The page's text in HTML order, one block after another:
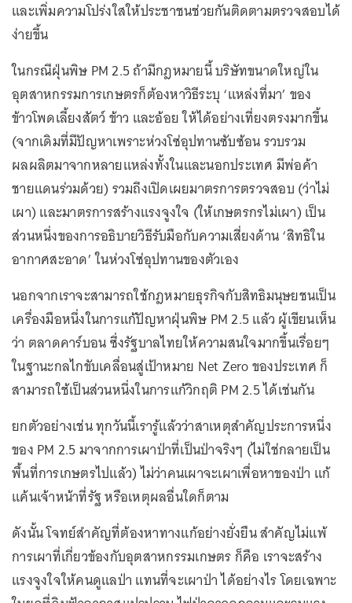
และเพิ่มความโปร่งใสให้ประชาชนช่วยกันติดตามตรวจสอบได้
ง่ายขึ้น
ในกรณีฝุ่นพิษ PM 2.5 ถ้ามีกฎหมายนี้ บริษัทขนาดใหญ่ใน
อุตสาหกรรมการเกษตรก็ต้องหาวิธีระบุ ‘แหล่งที่มา’ ของ
ข้าวโพดเลี้ยงสัตว์ ข้าว และอ้อย ให้ได้อย่างเที่ยงตรงมากขึ้น
(จากเดิมที่มีปัญหาเพราะห่วงโซ่อุปทานซับซ้อน รวบรวม
ผลผลิตมาจากหลายแหล่งทั้งในและนอกประเทศ มีพ่อค้า
ชายแดนร่วมด้วย) รวมถึงเปิดเผยมาตรการตรวจสอบ (ว่าไม่
เผา) และมาตรการสร้างแรงจูงใจ (ให้เกษตรกรไม่เผา) เป็น
ส่วนหนึ่งของการอธิบายวิธีรับมือกับความเสี่ยงด้าน ‘สิทธิใน
อากาศสะอาด’ ในห่วงโซ่อุปทานของตัวเอง
นอกจากเราจะสามารถใช้กฎหมายธุรกิจกับสิทธิมนุษยชนเป็น
เครื่องมือหนึ่งในการแก้ปัญหาฝุ่นพิษ PM 2.5 แล้ว ผู้เขียนเห็น
ว่า ตลาดคาร์บอน ซึ่งรัฐบาลไทยให้ความสนใจมากขึ้นเรื่อยๆ
ในฐานะกลไกขับเคลื่อนสู่เป้าหมาย Net Zero ของประเทศ ก็
สามารถใช้เป็นส่วนหนึ่งในการแก้วิกฤติ PM 2.5 ได้เช่นกัน
ยกตัวอย่างเช่น ทุกวันนี้เรารู้แล้วว่าสาเหตุสำคัญประการหนึ่ง
ของ PM 2.5 มาจากการเผาป่าที่เป็นป่าจริงๆ (ไม่ใช่กลายเป็น
พื้นที่การเกษตรไปแล้ว) ไม่ว่าคนเผาจะเผาเพื่อหาของป่า แก้
แค้นเจ้าหน้าที่รัฐ หรือเหตุผลอื่นใดก็ตาม
ดังนั้น โจทย์สำคัญที่ต้องหาทางแก้อย่างยั่งยืน สำคัญไม่แพ้
การเผาที่เกี่ยวข้องกับอุตสาหกรรมเกษตร ก็คือ เราจะสร้าง
แรงจูงใจให้คนดูแลป่า แทนที่จะเผาป่า ได้อย่างไร โดยเฉพาะ